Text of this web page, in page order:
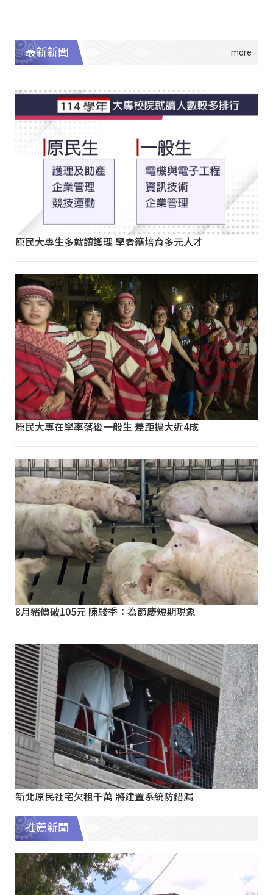
最新新聞
原民大專生多就讀護理 學者籲培育多元人才
原民大專在學率落後一般生 差距擴大近4成
8月豬價破105元 陳駿季：為節慶短期現象
新北原民社宅欠租千萬 將建置系統防錯漏
推薦新聞